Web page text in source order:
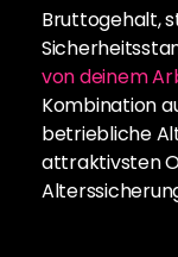
Bruttogehalt,
von deinem
Kombination
betriebliche
attraktivsten